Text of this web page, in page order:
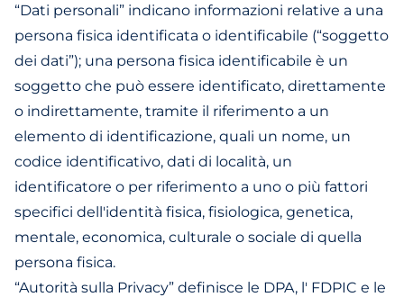
“Dati personali” indicano informazioni relative a una
persona fisica identificata o identificabile (“soggetto
dei dati”); una persona fisica identificabile è un
soggetto che può essere identificato, direttamente
o indirettamente, tramite il riferimento a un
elemento di identificazione, quali un nome, un
codice identificativo, dati di località, un
identificatore o per riferimento a uno o più fattori
specifici dell'identità fisica, fisiologica, genetica,
mentale, economica, culturale o sociale di quella
persona fisica.
“Autorità sulla Privacy” definisce le DPA, l' FDPIC e le